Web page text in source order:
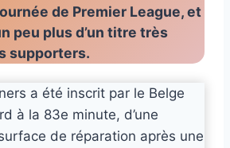
de Premier League, et
peu plus d’un titre très
supporters.
a été inscrit par le Belge
à la 83e minute, d’une
de réparation après une